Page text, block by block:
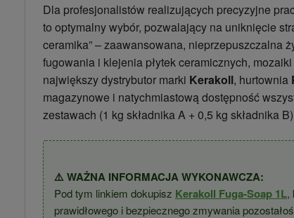
Dla profesjonalistów realizujących precyzyjne
to optymalny wybór, pozwalający na uniknięcie
ceramika” – zaawansowana, nieprzepuszczalna
fugowania i klejenia płytek ceramicznych,
największy dystrybutor marki Kerakoll, hurtownia
magazynowe i natychmiastową dostępność
zestawach (1 kg składnika A + 0,5 kg składnika
⚠️ WAŻNA INFORMACJA WYKONAWCZA:
Pod tym linkiem dokupisz Kerakoll Fuga-Soap 1L,
prawidłowego i bezpiecznego zmywania